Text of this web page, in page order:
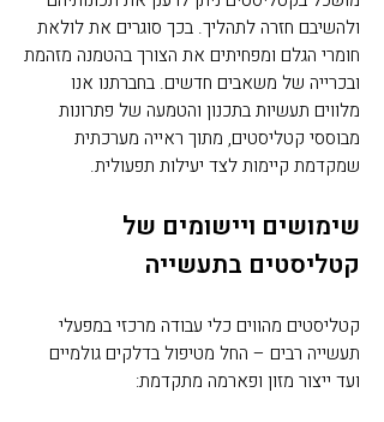
ולהשיבם חזרה לתהליך. בכך סוגרים את לולאת
חומרי הגלם ומפחיתים את הצורך בהטמנה מזהמת
ובכרייה של משאבים חדשים. בחברתנו אנו
מלווים תעשיות בתכנון והטמעה של פתרונות
מבוססי קטליסטים, מתוך ראייה מערכתית
שמקדמת קיימות לצד יעילות תפעולית.
שימושים ויישומים של
קטליסטים בתעשייה
קטליסטים מהווים כלי עבודה מרכזי במפעלי
תעשייה רבים – החל מטיפול בדלקים גולמיים
ועד ייצור מזון ופארמה מתקדמת: